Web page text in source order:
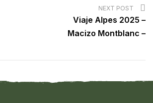
NEXT POST
Viaje Alpes 2025 –
Macizo Montblanc –